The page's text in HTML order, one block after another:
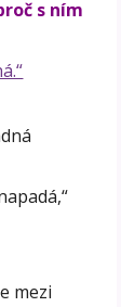
s ním
mezi